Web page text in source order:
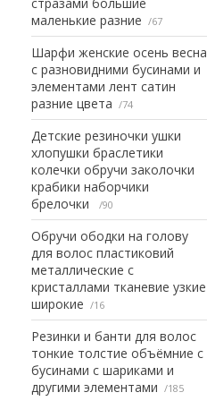
маленькие разние
67
Шарфи женские осень весна
с разновидними бусинами и
элементами лент сатин
разние цвета
74
Детские резиночки ушки
хлопушки браслетики
колечки обручи заколочки
крабики наборчики
брелочки
90
Обручи ободки на голову
для волос пластиковий
металлические с
кристаллами тканевие узкие
широкие
16
Резинки и банти для волос
тонкие толстие объёмние с
бусинами с шариками и
другими элементами
185